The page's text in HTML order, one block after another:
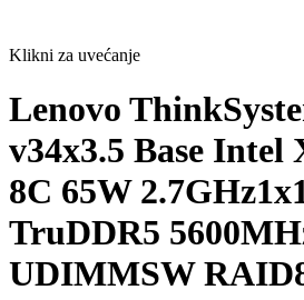
Klikni za uvećanje
Lenovo
v34x3.5 Base Intel
8C 65W
TruDDR5
UDIMMSW